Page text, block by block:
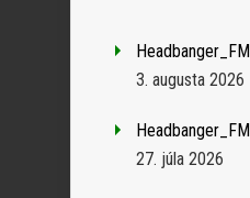
3. augusta 2026
27. júla 2026